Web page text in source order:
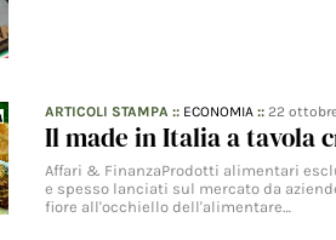
ARTICOLI STAMPA :: ECONOMIA ::22
Il made in Italia a tavola
Affari & FinanzaProdotti alimentari
e spesso lanciati sul mercato da
fiore all'occhiello dell'alimentare…